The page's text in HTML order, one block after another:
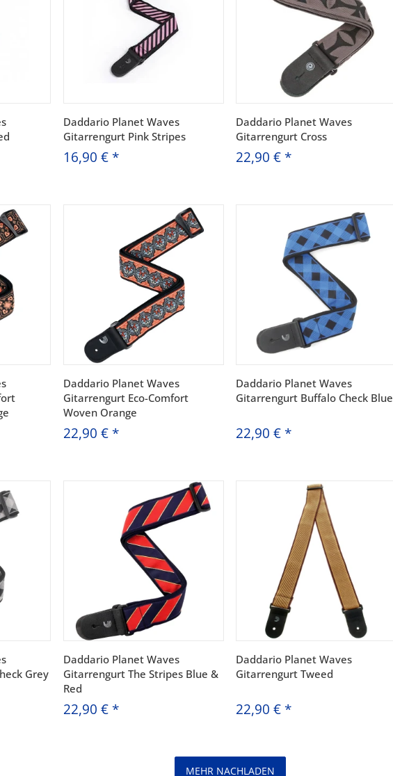
Daddario Planet Waves
Gitarrengurt Pink Stripes
16,90 € *
Daddario Planet Waves
Gitarrengurt Cross
22,90 € *
Daddario Planet Waves
Gitarrengurt Eco-Comfort
Woven Orange
22,90 € *
Daddario Planet Waves
Gitarrengurt Buffalo Check Blue
22,90 € *
Grey
Daddario Planet Waves
Gitarrengurt The Stripes Blue &
Red
22,90 € *
Daddario Planet Waves
Gitarrengurt Tweed
22,90 € *
MEHR NACHLADEN